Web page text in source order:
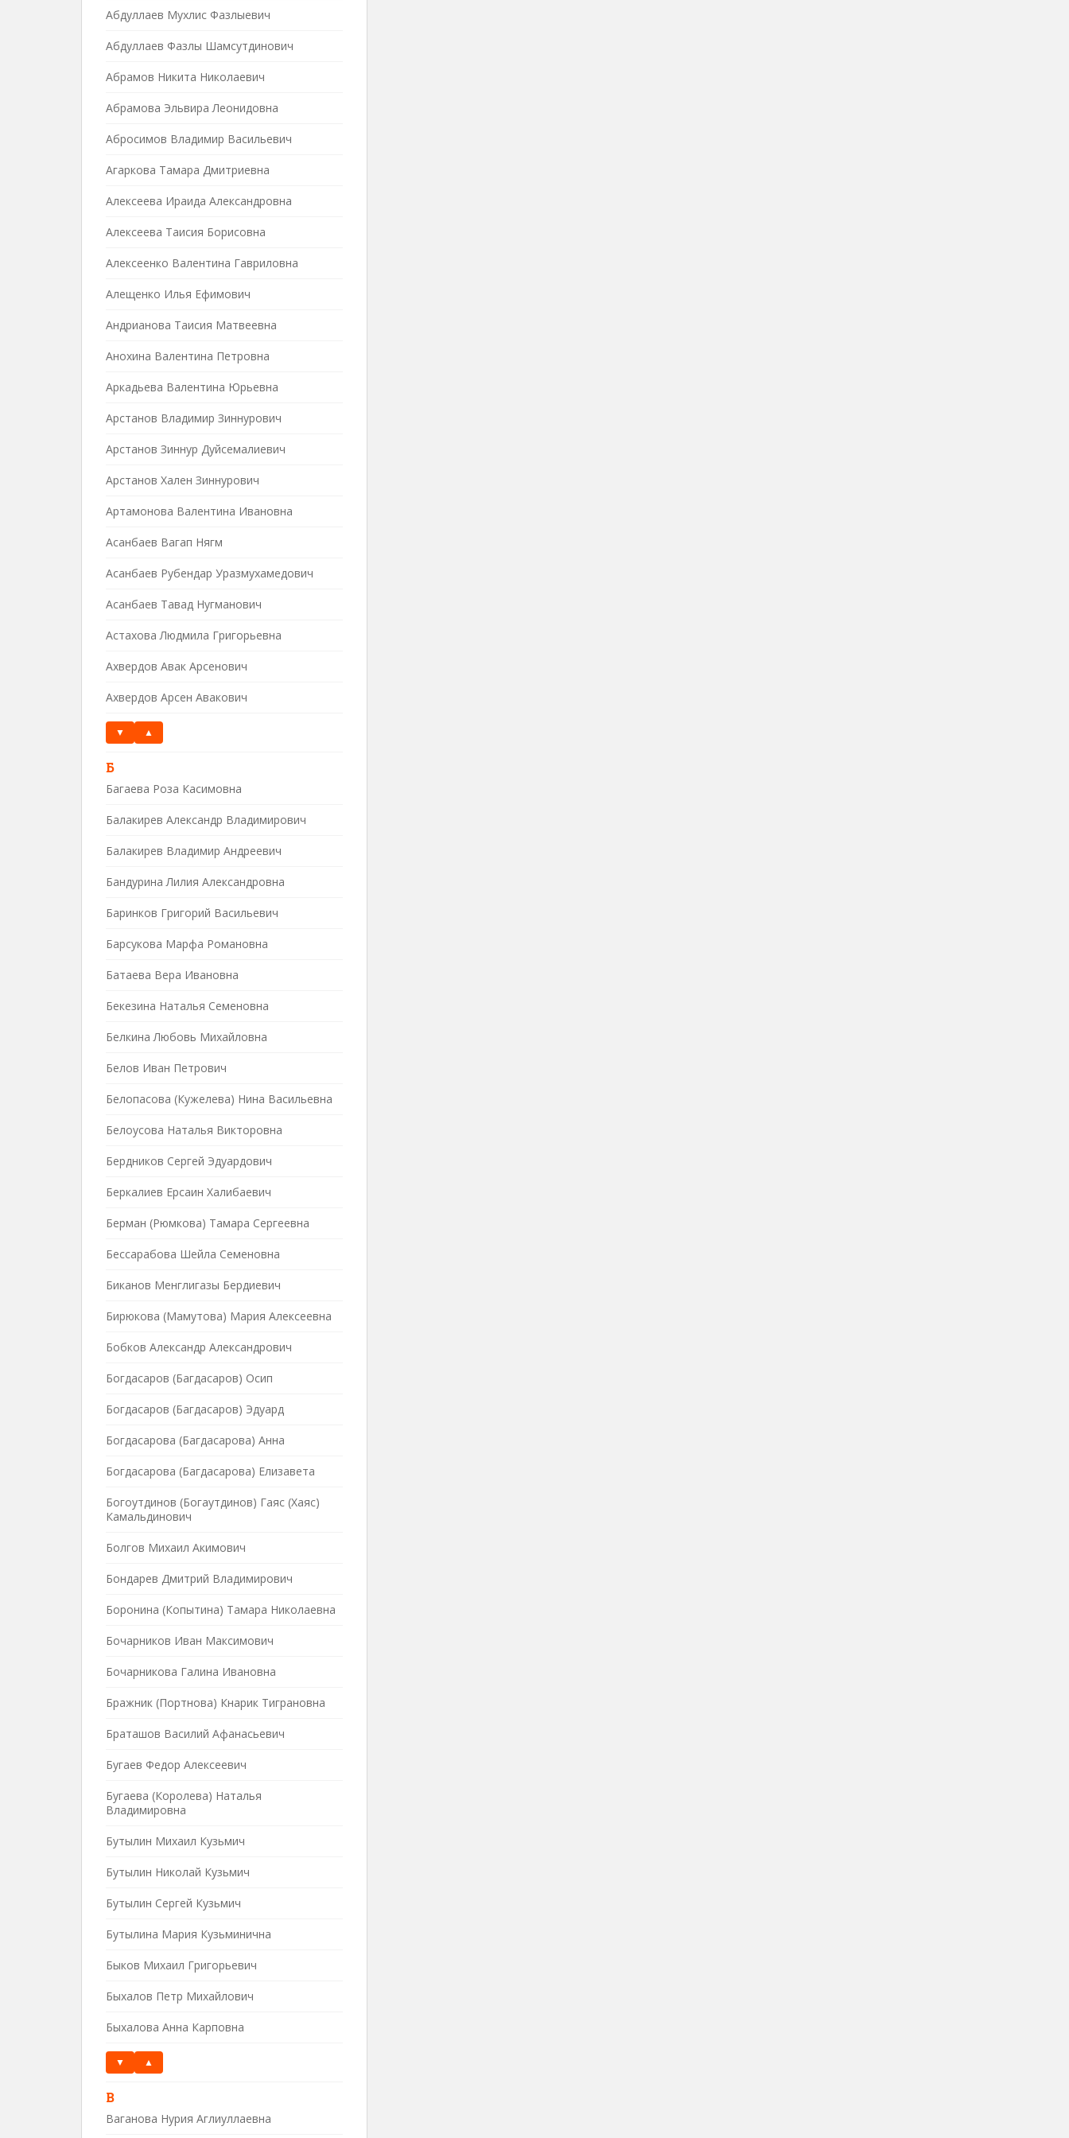
Абдуллаев Мухлис Фазлыевич
Абдуллаев Фазлы Шамсутдинович
Абрамов Никита Николаевич
Абрамова Эльвира Леонидовна
Абросимов Владимир Васильевич
Агаркова Тамара Дмитриевна
Алексеева Ираида Александровна
Алексеева Таисия Борисовна
Алексеенко Валентина Гавриловна
Алещенко Илья Ефимович
Андрианова Таисия Матвеевна
Анохина Валентина Петровна
Аркадьева Валентина Юрьевна
Арстанов Владимир Зиннурович
Арстанов Зиннур Дуйсемалиевич
Арстанов Хален Зиннурович
Артамонова Валентина Ивановна
Асанбаев Вагап Нягм
Асанбаев Рубендар Уразмухамедович
Асанбаев Тавад Нугманович
Астахова Людмила Григорьевна
Ахвердов Авак Арсенович
Ахвердов Арсен Авакович
▼ ▲
Б
Багаева Роза Касимовна
Балакирев Александр Владимирович
Балакирев Владимир Андреевич
Бандурина Лилия Александровна
Баринков Григорий Васильевич
Барсукова Марфа Романовна
Батаева Вера Ивановна
Бекезина Наталья Семеновна
Белкина Любовь Михайловна
Белов Иван Петрович
Белопасова (Кужелева) Нина Васильевна
Белоусова Наталья Викторовна
Бердников Сергей Эдуардович
Беркалиев Ерсаин Халибаевич
Берман (Рюмкова) Тамара Сергеевна
Бессарабова Шейла Семеновна
Биканов Менглигазы Бердиевич
Бирюкова (Мамутова) Мария Алексеевна
Бобков Александр Александрович
Богдасаров (Багдасаров) Осип
Богдасаров (Багдасаров) Эдуард
Богдасарова (Багдасарова) Анна
Богдасарова (Багдасарова) Елизавета
Богоутдинов (Богаутдинов) Гаяс (Хаяс)
Камальдинович
Болгов Михаил Акимович
Бондарев Дмитрий Владимирович
Боронина (Копытина) Тамара Николаевна
Бочарников Иван Максимович
Бочарникова Галина Ивановна
Бражник (Портнова) Кнарик Тиграновна
Браташов Василий Афанасьевич
Бугаев Федор Алексеевич
Бугаева (Королева) Наталья
Владимировна
Бутылин Михаил Кузьмич
Бутылин Николай Кузьмич
Бутылин Сергей Кузьмич
Бутылина Мария Кузьминична
Быков Михаил Григорьевич
Быхалов Петр Михайлович
Быхалова Анна Карповна
▼ ▲
В
Ваганова Нурия Аглиуллаевна